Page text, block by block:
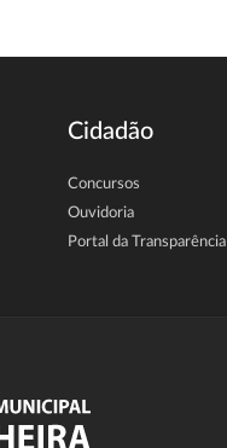
Cidadão
Concursos
Ouvidoria
Portal da Transparência